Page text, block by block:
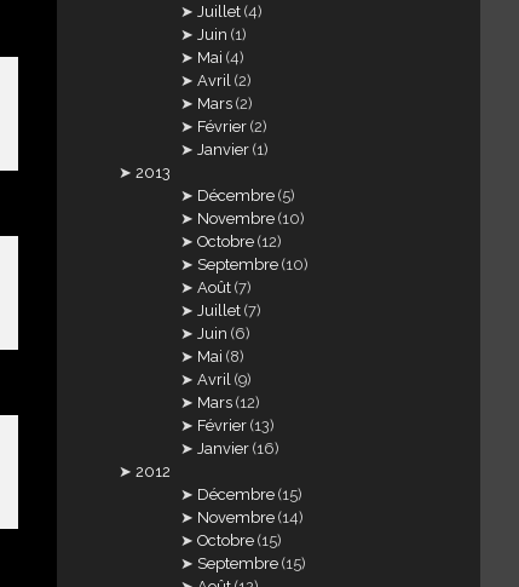
Juillet (4)
Juin (1)
Mai (4)
Avril (2)
Mars (2)
Février (2)
Janvier (1)
2013
Décembre (5)
Novembre (10)
Octobre (12)
Septembre (10)
Août (7)
Juillet (7)
Juin (6)
Mai (8)
Avril (9)
Mars (12)
Février (13)
Janvier (16)
2012
Décembre (15)
Novembre (14)
Octobre (15)
Septembre (15)